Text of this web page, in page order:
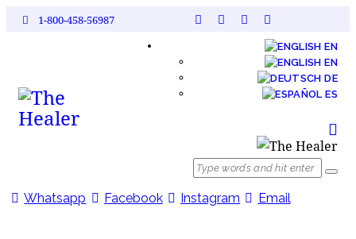
1-800-458-56987
EN
EN
DE
ES
Whatsapp Facebook Instagram Email